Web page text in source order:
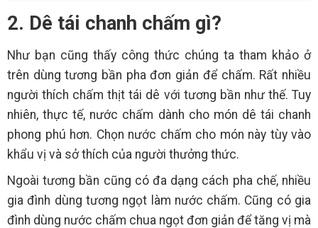
2. Dê tái chanh chấm gì?
Như bạn cũng thấy công thức chúng ta tham khảo ở
trên dùng tương bần pha đơn giản để chấm. Rất nhiều
người thích chấm thịt tái dê với tương bần như thế. Tuy
nhiên, thực tế, nước chấm dành cho món dê tái chanh
phong phú hơn. Chọn nước chấm cho món này tùy vào
khẩu vị và sở thích của người thưởng thức.
Ngoài tương bần cũng có đa dạng cách pha chế, nhiều
gia đình dùng tương ngọt làm nước chấm. Cũng có gia
đình dùng nước chấm chua ngọt đơn giản để tăng vị mà